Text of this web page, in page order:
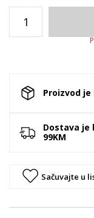
Proizvod
Dostava je
99KM
Sačuvajte u